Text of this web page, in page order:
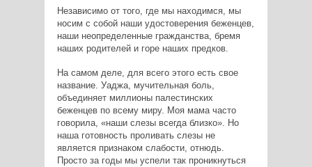
Независимо от того, где мы находимся, мы
носим с собой наши удостоверения беженцев,
наши неопределенные гражданства, бремя
наших родителей и горе наших предков.
На самом деле, для всего этого есть свое
название. Уаджа, мучительная боль,
объединяет миллионы палестинских
беженцев по всему миру. Моя мама часто
говорила, «наши слезы всегда близко». Но
наша готовность проливать слезы не
является признаком слабости, отнюдь.
Просто за годы мы успели так проникнуться